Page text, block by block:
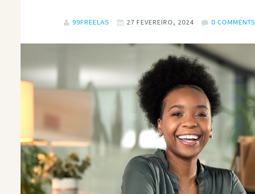
99FREELAS 27 FEVEREIRO, 2024 0 COMMENTS